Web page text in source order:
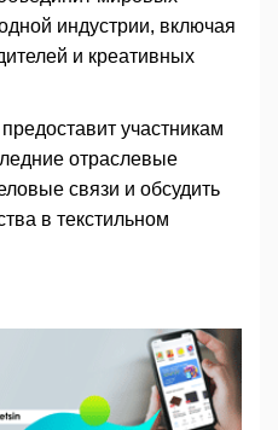
индустрии, включая
и креативных
участникам
отраслевые
связи и обсудить
в текстильном